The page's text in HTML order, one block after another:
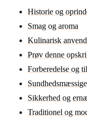
Historie og
Smag og aroma
Kulinarisk
Prøv denne
Forberedelse og
Sikkerhed og
Traditionel og